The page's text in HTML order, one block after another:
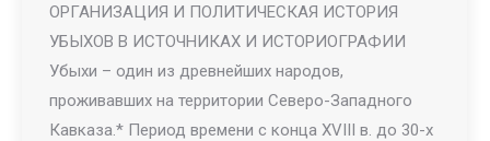
ОРГАНИЗАЦИЯ И ПОЛИТИЧЕСКАЯ ИСТОРИЯ
УБЫХОВ В ИСТОЧНИКАХ И ИСТОРИОГРАФИИ
Убыхи – один из древнейших народов,
проживавших на территории Северо-Западного
Кавказа.* Период времени с конца XVIII в. до 30-х